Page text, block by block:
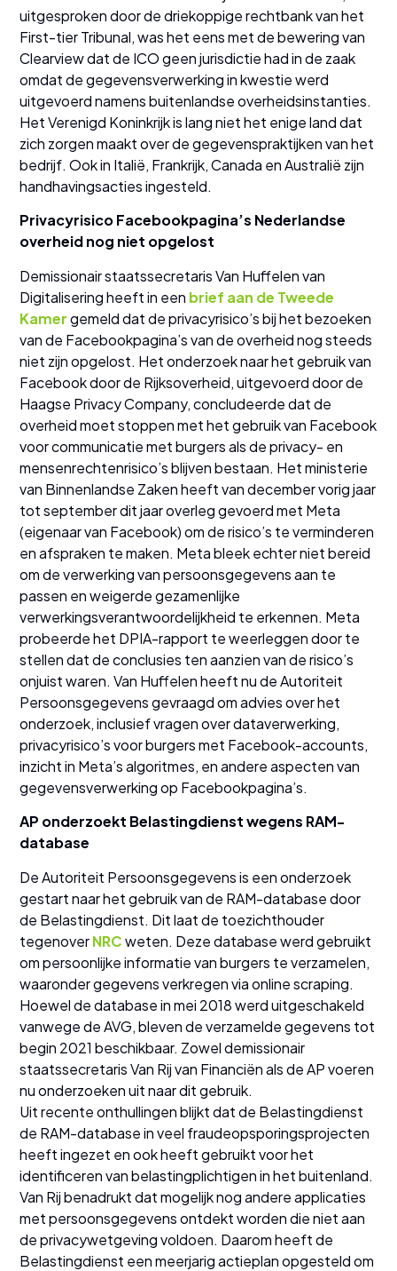
uitgesproken door de driekoppige rechtbank van het
First-tier Tribunal, was het eens met de bewering van
Clearview dat de ICO geen jurisdictie had in de zaak
omdat de gegevensverwerking in kwestie werd
uitgevoerd namens buitenlandse overheidsinstanties.
Het Verenigd Koninkrijk is lang niet het enige land dat
zich zorgen maakt over de gegevenspraktijken van het
bedrijf. Ook in Italië, Frankrijk, Canada en Australië zijn
handhavingsacties ingesteld.
Privacyrisico Facebookpagina’s Nederlandse
overheid nog niet opgelost
Demissionair staatssecretaris Van Huffelen van
Digitalisering heeft in een brief aan de Tweede
Kamergemeld dat de privacyrisico’s bij het bezoeken
van de Facebookpagina’s van de overheid nog steeds
niet zijn opgelost. Het onderzoek naar het gebruik van
Facebook door de Rijksoverheid, uitgevoerd door de
Haagse Privacy Company, concludeerde dat de
overheid moet stoppen met het gebruik van Facebook
voor communicatie met burgers als de privacy- en
mensenrechtenrisico’s blijven bestaan. Het ministerie
van Binnenlandse Zaken heeft van december vorig jaar
tot september dit jaar overleg gevoerd met Meta
(eigenaar van Facebook) om de risico’s te verminderen
en afspraken te maken. Meta bleek echter niet bereid
om de verwerking van persoonsgegevens aan te
passen en weigerde gezamenlijke
verwerkingsverantwoordelijkheid te erkennen. Meta
probeerde het DPIA-rapport te weerleggen door te
stellen dat de conclusies ten aanzien van de risico’s
onjuist waren. Van Huffelen heeft nu de Autoriteit
Persoonsgegevens gevraagd om advies over het
onderzoek, inclusief vragen over dataverwerking,
privacyrisico’s voor burgers met Facebook-accounts,
inzicht in Meta’s algoritmes, en andere aspecten van
gegevensverwerking op Facebookpagina’s.
AP onderzoekt Belastingdienst wegens RAM-
database
De Autoriteit Persoonsgegevens is een onderzoek
gestart naar het gebruik van de RAM-database door
de Belastingdienst. Dit laat de toezichthouder
tegenoverNRCweten. Deze database werd gebruikt
om persoonlijke informatie van burgers te verzamelen,
waaronder gegevens verkregen via online scraping.
Hoewel de database in mei 2018 werd uitgeschakeld
vanwege de AVG, bleven de verzamelde gegevens tot
begin 2021 beschikbaar. Zowel demissionair
staatssecretaris Van Rij van Financiën als de AP voeren
nu onderzoeken uit naar dit gebruik.
Uit recente onthullingen blijkt dat de Belastingdienst
de RAM-database in veel fraudeopsporingsprojecten
heeft ingezet en ook heeft gebruikt voor het
identificeren van belastingplichtigen in het buitenland.
Van Rij benadrukt dat mogelijk nog andere applicaties
met persoonsgegevens ontdekt worden die niet aan
de privacywetgeving voldoen. Daarom heeft de
Belastingdienst een meerjarig actieplan opgesteld om